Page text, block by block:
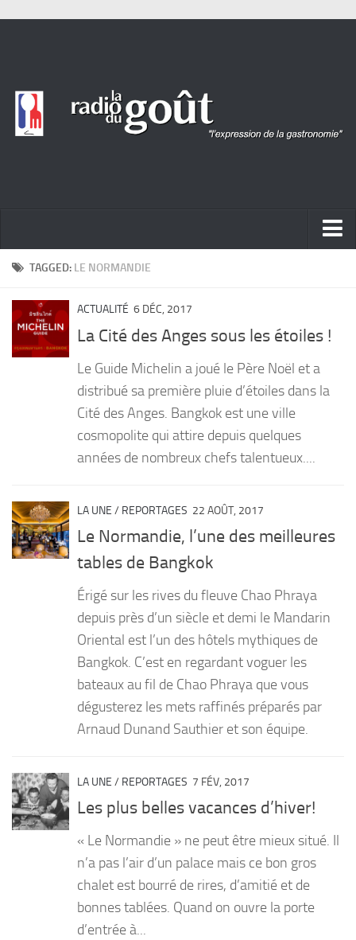
ACTUALITÉ
PORTRAITS
LIVRES
Sauces
TAGGED: LE NORMANDIE
ACTUALITÉ 6 DÉC, 2017
La Cité des Anges sous les étoiles !
Le Guide Michelin a joué le Père Noël et a
distribué sa première pluie d’étoiles dans la
Cité des Anges. Bangkok est une ville
cosmopolite qui attire depuis quelques
années de nombreux chefs talentueux....
LA UNE / REPORTAGES 22 AOÛT, 2017
Le Normandie, l’une des meilleures
tables de Bangkok
Érigé sur les rives du fleuve Chao Phraya
depuis près d’un siècle et demi le Mandarin
Oriental est l’un des hôtels mythiques de
Bangkok. C’est en regardant voguer les
bateaux au fil de Chao Phraya que vous
dégusterez les mets raffinés préparés par
Arnaud Dunand Sauthier et son équipe.
LA UNE / REPORTAGES 7 FÉV, 2017
Les plus belles vacances d’hiver!
« Le Normandie » ne peut être mieux situé. Il
n’a pas l’air d’un palace mais ce bon gros
chalet est bourré de rires, d’amitié et de
bonnes tablées. Quand on ouvre la porte
d’entrée à...